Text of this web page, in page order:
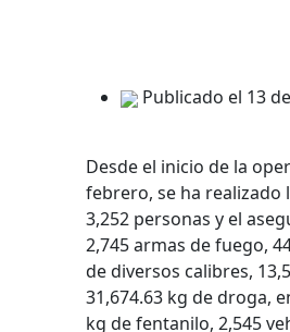
Publicado el 13
Desde el inicio de la
febrero, se ha realizado
3,252 personas y el
2,745 armas de fuego,
de diversos calibres,
31,674.63 kg de droga,
kg de fentanilo, 2,545